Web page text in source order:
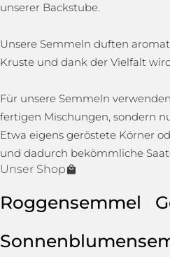
unserer Backstube.
Unsere Semmeln duften
Kruste und dank der Vielfalt
Für unsere Semmeln
fertigen Mischungen, sondern
Etwa eigens geröstete Körner
und dadurch bekömmliche
Unser Shop
Roggensemmel